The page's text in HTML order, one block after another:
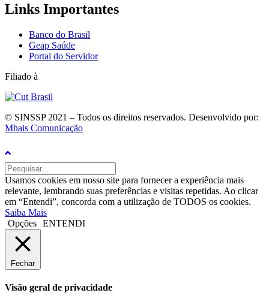
Links Importantes
Banco do Brasil
Geap Saúde
Portal do Servidor
Filiado à
© SINSSP 2021 – Todos os direitos reservados. Desenvolvido por:
Mhais Comunicação
Usamos cookies em nosso site para fornecer a experiência mais
relevante, lembrando suas preferências e visitas repetidas. Ao clicar
em “Entendi”, concorda com a utilização de TODOS os cookies.
Saiba Mais
Opções ENTENDI
Fechar
Visão geral de privacidade